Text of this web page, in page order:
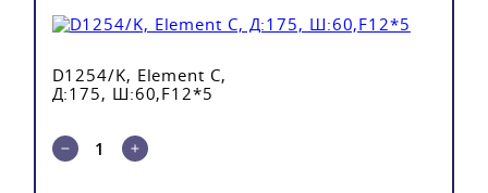
D1254/K, Element C,
Д:175, Ш:60,F12*5